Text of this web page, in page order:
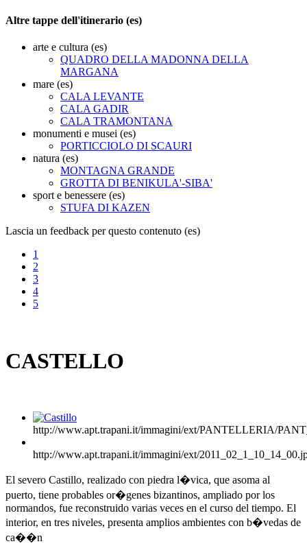
Altre tappe dell'itinerario (es)
arte e cultura (es)
QUADRO DELLA MADONNA DELLA
MARGANA
mare (es)
CALA LEVANTE
CALA GADIR
CALA TRAMONTANA
monumenti e musei (es)
PORTICCIOLO DI SCAURI
natura (es)
MONTAGNA GRANDE
GROTTA DI BENIKULA'-SIBA'
sport e benessere (es)
STUFA DI KAZEN
Lascia un feedback per questo contenuto (es)
1
2
3
4
5
CASTELLO
http://www.apt.trapani.it/immagini/ext/PANTELLERIA/
http://www.apt.trapani.it/immagini/ext/
El severo Castillo, realizado con piedra l�vica, que asoma al
puerto, tiene probables or�genes bizantinos, ampliado por los
normandos, fue reconstruido varias veces en el curso del tiempo. El
interior, en tres niveles, presenta amplios ambientes con b�vedas de
ca��n